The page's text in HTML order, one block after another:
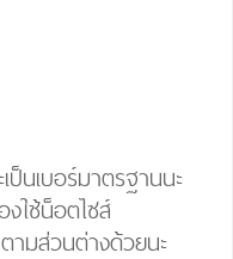
ป็นเบอร์มาตรฐานนะ
ใช้น็อตไซส์
ามส่วนต่างด้วยนะ